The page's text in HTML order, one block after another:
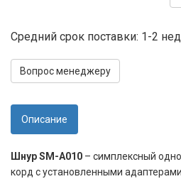
Средний срок поставки: 1-2
Вопрос менеджеру
Описание
Шнур SM-A010 – симплексный
корд с установленными